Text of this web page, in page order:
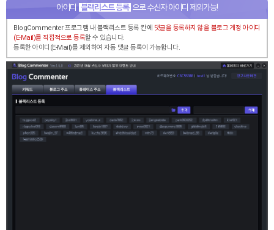
아이디 블랙리스트 등록 으로 수신자 아이디 제외가능!
BlogCommenter 프로그램 내 블랙리스트 등록 칸에 댓글을 등록하지 않을 블로그 계정 아이디
(E-Mail)를 직접적으로 등록할 수 있습니다.
등록한 아이디(E-Mail)를 제외하여 자동 댓글 등록이 가능합니다.